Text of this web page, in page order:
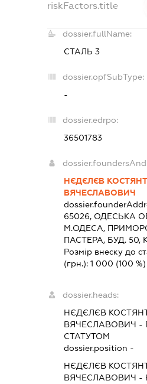
riskFactors.title
dossier.fullName:
СТАЛЬ 3
dossier.opfSubType:
-
dossier.edrpo:
36501783
НЄДЄЛЄВ
ВЯЧЕСЛАВОВИЧ
65026, ОДЕСЬКА
М.ОДЕСА,
ПАСТЕРА, БУД. 50,
Розмір внеску до
(грн.):1 000 (100 %)
dossier.heads:
НЄДЄЛЄВ
ВЯЧЕСЛАВОВИЧ -
СТАТУТОМ
dossier.position -
НЄДЄЛЄВ
ВЯЧЕСЛАВОВИЧ -